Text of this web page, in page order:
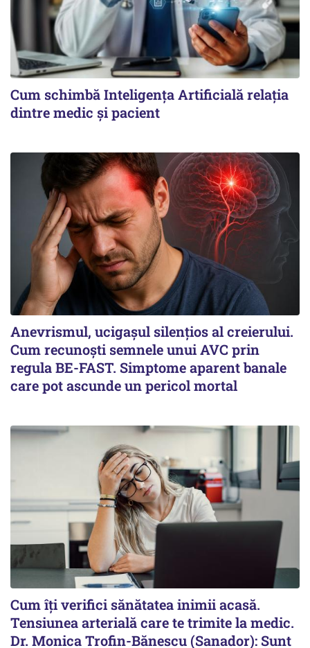
Cum schimbă Inteligența Artificială relația
dintre medic și pacient
Anevrismul, ucigașul silențios al creierului.
Cum recunoști semnele unui AVC prin
regula BE-FAST. Simptome aparent banale
care pot ascunde un pericol mortal
Cum îți verifici sănătatea inimii acasă.
Tensiunea arterială care te trimite la medic.
Dr. Monica Trofin-Bănescu (Sanador): Sunt